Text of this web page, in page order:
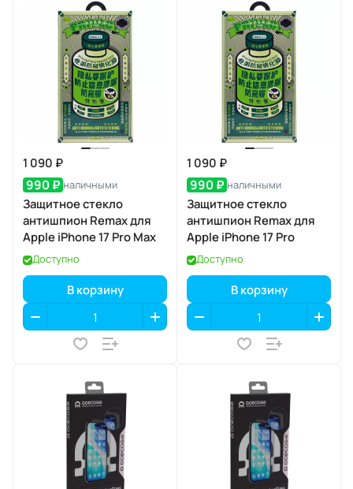
1 090 ₽
990 ₽ наличными
Защитное стекло
антишпион Remax для
Apple iPhone 17 Pro Max
Доступно
В корзину
1 090 ₽
990 ₽ наличными
Защитное стекло
антишпион Remax для
Apple iPhone 17 Pro
Доступно
В корзину